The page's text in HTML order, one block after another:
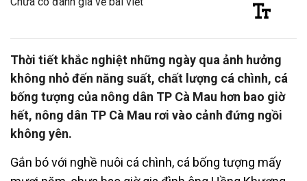
Thời tiết khắc nghiệt những ngày qua ảnh hưởng
không nhỏ đến năng suất, chất lượng cá chình, cá
bống tượng của nông dân TP Cà Mau hơn bao giờ
hết, nông dân TP Cà Mau rơi vào cảnh đứng ngồi
không yên.
Gắn bó với nghề nuôi cá chình, cá bống tượng mấy